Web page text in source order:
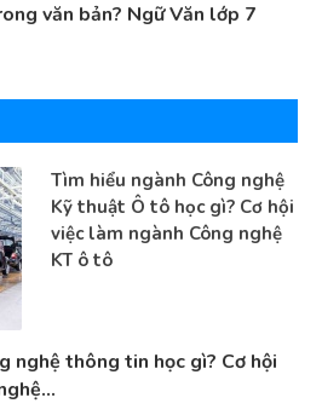
văn bản? Ngữ Văn lớp 7
Tìm hiểu ngành Công nghệ
Kỹ thuật Ô tô học gì? Cơ hội
việc làm ngành Công nghệ
KT ô tô
nghệ thông tin học gì? Cơ hội